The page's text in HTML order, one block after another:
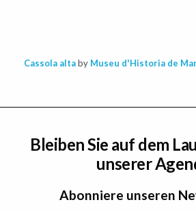
Cassola altaby Museu d'Historia de
Bleiben Sie auf dem
unserer
Abonniere unseren